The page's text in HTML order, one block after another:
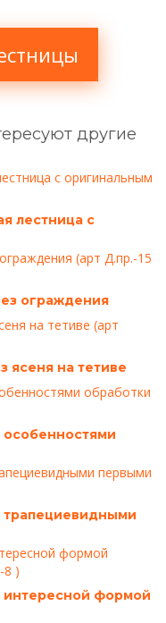
другие
лестница с
ограждения
ясеня на тетиве
трапециевидными
интересной формой